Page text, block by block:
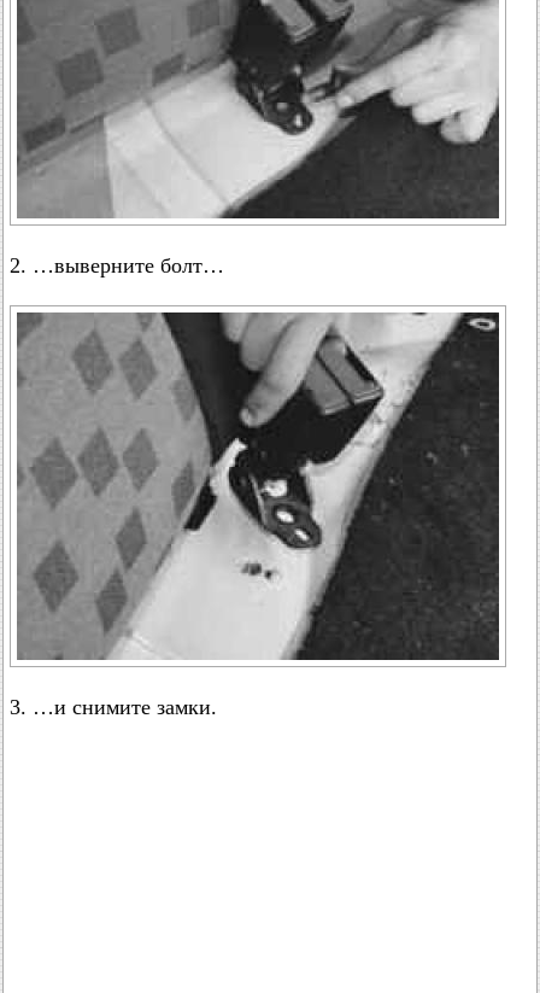
2. …выверните болт…
3. …и снимите замки.